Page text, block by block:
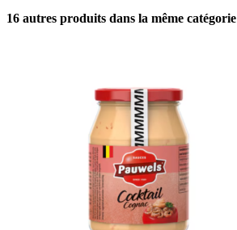
16 autres produits dans la même catégorie